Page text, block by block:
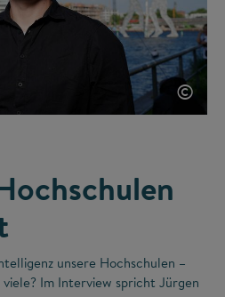
©
unsere Hochschulen –
Im Interview spricht Jürgen